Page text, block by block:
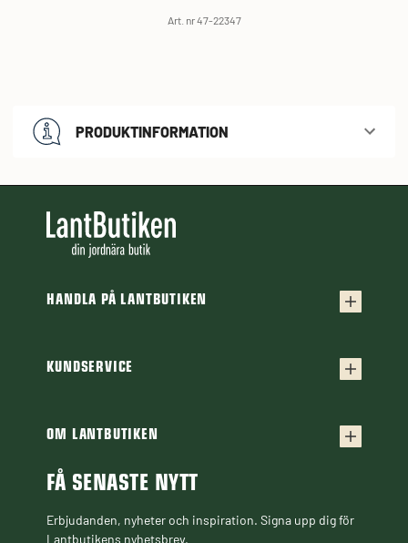
Art. nr 47-22347
PRODUKTINFORMATION
HANDLA PÅ LANTBUTIKEN
Frakt & leverans
Finansiering
Guider & Artiklar
Black Week
KUNDSERVICE
Frågor & svar
Cookiepolicy
OM LANTBUTIKEN
Om Lantbutiken
FÅ SENASTE NYTT
Erbjudanden, nyheter och inspiration. Signa upp dig för
Lantbutikens nyhetsbrev.